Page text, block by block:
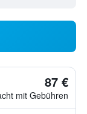
87 €
mit Gebühren